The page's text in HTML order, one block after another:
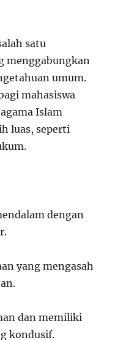
satu
menggabungkan
umum.
mahasiswa
Islam
luas, seperti
dengan
yang mengasah
dan memiliki
kondusif.